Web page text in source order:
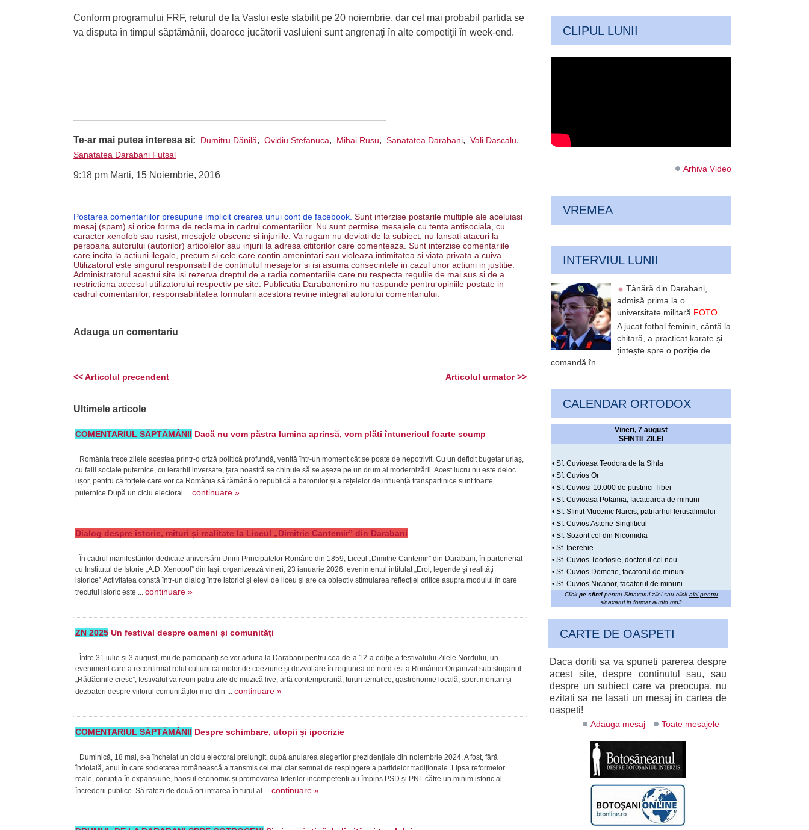
Conform programului FRF, returul de la Vaslui este stabilit pe 20 noiembrie, dar cel mai probabil partida se
va disputa în timpul săptămânii, doarece jucătorii vasluieni sunt angrenaţi în alte competiţii în week-end.
Te-ar mai putea interesa si: Dumitru Dănilă, Ovidiu Stefanuca, Mihai Rusu, Sanatatea Darabani, Vali Dascalu,
Sanatatea Darabani Futsal
9:18 pm Marti, 15 Noiembrie, 2016
Postarea comentariilor presupune implicit crearea unui cont de facebook. Sunt interzise postarile multiple ale aceluiasi
mesaj (spam) si orice forma de reclama in cadrul comentariilor. Nu sunt permise mesajele cu tenta antisociala, cu
caracter xenofob sau rasist, mesajele obscene si injuriile. Va rugam nu deviati de la subiect, nu lansati atacuri la
persoana autorului (autorilor) articolelor sau injurii la adresa cititorilor care comenteaza. Sunt interzise comentariile
care incita la actiuni ilegale, precum si cele care contin amenintari sau violeaza intimitatea si viata privata a cuiva.
Utilizatorul este singurul responsabil de continutul mesajelor si isi asuma consecintele in cazul unor actiuni in justitie.
Administratorul acestui site isi rezerva dreptul de a radia comentariile care nu respecta regulile de mai sus si de a
restrictiona accesul utilizatorului respectiv pe site. Publicatia Darabaneni.ro nu raspunde pentru opiniile postate in
cadrul comentariilor, responsabilitatea formularii acestora revine integral autorului comentariului.
Adauga un comentariu
Articolul urmator >>
<< Articolul precendent
Ultimele articole
COMENTARIUL SĂPTĂMÂNII Dacă nu vom păstra lumina aprinsă, vom plăti întunericul foarte scump
România trece zilele acestea printr-o criză politică profundă, venită într-un moment cât se poate de nepotrivit. Cu un deficit bugetar uriaș,
cu falii sociale puternice, cu ierarhii inversate, țara noastră se chinuie să se așeze pe un drum al modernizării. Acest lucru nu este deloc
ușor, pentru că forțele care vor ca România să rămână o republică a baronilor și a rețelelor de influență transpartinice sunt foarte
puternice.După un ciclu electoral ... continuare »
Dialog despre istorie, mituri și realitate la Liceul „Dimitrie Cantemir” din Darabani
În cadrul manifestărilor dedicate aniversării Unirii Principatelor Române din 1859, Liceul „Dimitrie Cantemir” din Darabani, în parteneriat
cu Institutul de Istorie „A.D. Xenopol” din Iași, organizează vineri, 23 ianuarie 2026, evenimentul intitulat „Eroi, legende și realități
istorice”.Activitatea constă într-un dialog între istorici și elevi de liceu și are ca obiectiv stimularea reflecției critice asupra modului în care
trecutul istoric este ... continuare »
ZN 2025 Un festival despre oameni și comunități
Între 31 iulie și 3 august, mii de participanți se vor aduna la Darabani pentru cea de-a 12-a ediție a festivalului Zilele Nordului, un
eveniment care a reconfirmat rolul culturii ca motor de coeziune și dezvoltare în regiunea de nord-est a României.Organizat sub sloganul
„Rădăcinile cresc”, festivalul va reuni patru zile de muzică live, artă contemporană, tururi tematice, gastronomie locală, sport montan și
dezbateri despre viitorul comunităților mici din ... continuare »
COMENTARIUL SĂPTĂMÂNII Despre schimbare, utopii și ipocrizie
Duminică, 18 mai, s-a încheiat un ciclu electoral prelungit, după anularea alegerilor prezidențiale din noiembrie 2024. A fost, fără
îndoială, anul în care societatea românească a transmis cel mai clar semnal de respingere a partidelor tradiționale. Lipsa reformelor
reale, corupția în expansiune, haosul economic și promovarea liderilor incompetenți au împins PSD și PNL către un minim istoric al
încrederii publice. Să ratezi de două ori intrarea în turul al ... continuare »
CLIPUL LUNII
Arhiva Video
VREMEA
INTERVIUL LUNII
Tânără din Darabani,
admisă prima la o
universitate militară FOTO
A jucat fotbal feminin, cântă la
chitară, a practicat karate și
țintește spre o poziție de
comandă în ...
CALENDAR ORTODOX
Vineri, 7 august
SFINTII ZILEI
• Sf. Cuvioasa Teodora de la Sihla
• Sf. Cuvios Or
• Sf. Cuviosi 10.000 de pustnici Tibei
• Sf. Cuvioasa Potamia, facatoarea de minuni
• Sf. Sfintit Mucenic Narcis, patriarhul Ierusalimului
• Sf. Cuvios Asterie Singliticul
• Sf. Sozont cel din Nicomidia
• Sf. Iperehie
• Sf. Cuvios Teodosie, doctorul cel nou
• Sf. Cuvios Dometie, facatorul de minuni
• Sf. Cuvios Nicanor, facatorul de minuni
Click pe sfintipentru Sinaxarul zilei sau click aici pentru
sinaxarul in format audio mp3
CARTE DE OASPETI
Daca doriti sa va spuneti parerea despre
acest site, despre continutul sau, sau
despre un subiect care va preocupa, nu
ezitati sa ne lasati un mesaj in cartea de
oaspeti!
Adauga mesaj Toate mesajele